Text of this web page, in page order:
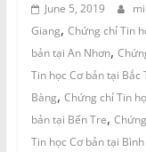
June 5, 2019
Giang, Chứng chỉ Tin
bản tại An Nhơn,
Tin học Cơ bản tại Bắc
Bàng, Chứng chỉ Tin
bản tại Bến Tre,
Tin học Cơ bản tại